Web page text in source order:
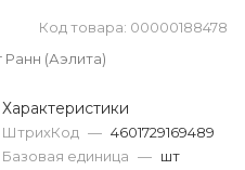
Код товара: 00000188478
Ранн (Аэлита)
Характеристики
ШтрихКод — 4601729169489
Базовая единица — шт